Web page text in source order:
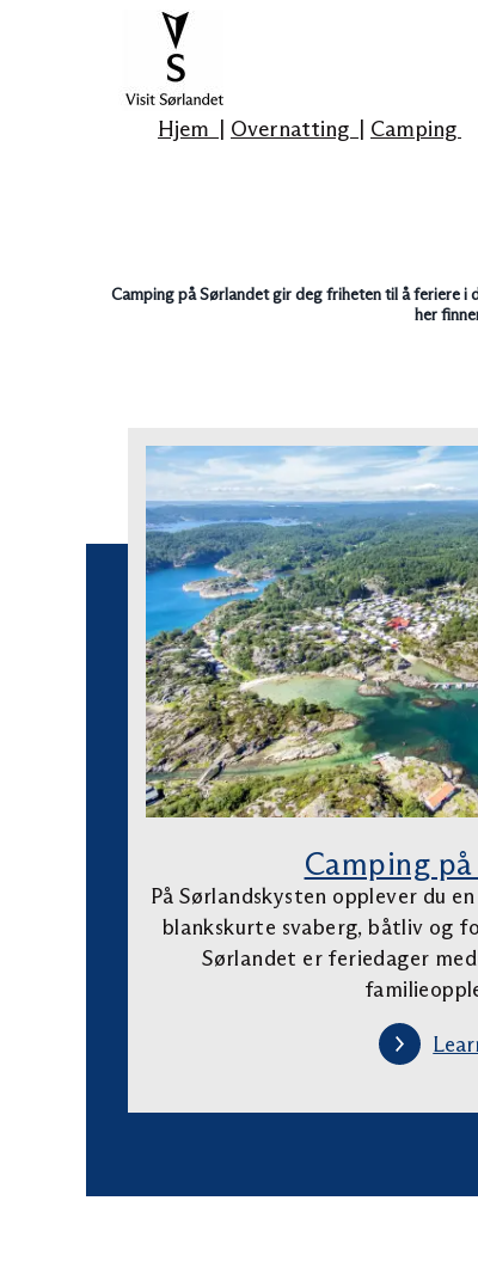
Hjem Overnatting Camping
Camping på Sørlandet gir deg friheten til å feriere
her
Camping
På Sørlandskysten opplever du
blankskurte svaberg, båtliv og
Sørlandet er feriedager